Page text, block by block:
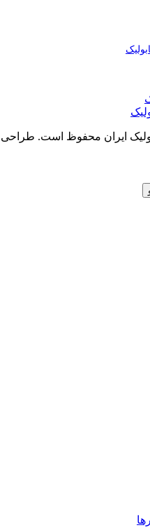
ایران محفوظ است. طراحی